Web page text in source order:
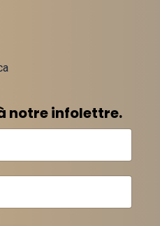
notre infolettre.